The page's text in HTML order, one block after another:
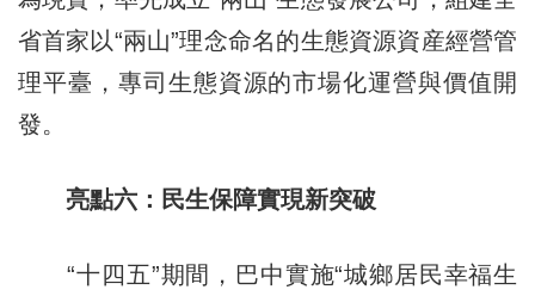
省首家以“兩山”理念命名的生態資源資産經營管
理平臺，專司生態資源的市場化運營與價值開
發。
亮點六：民生保障實現新突破
“十四五”期間，巴中實施“城鄉居民幸福生